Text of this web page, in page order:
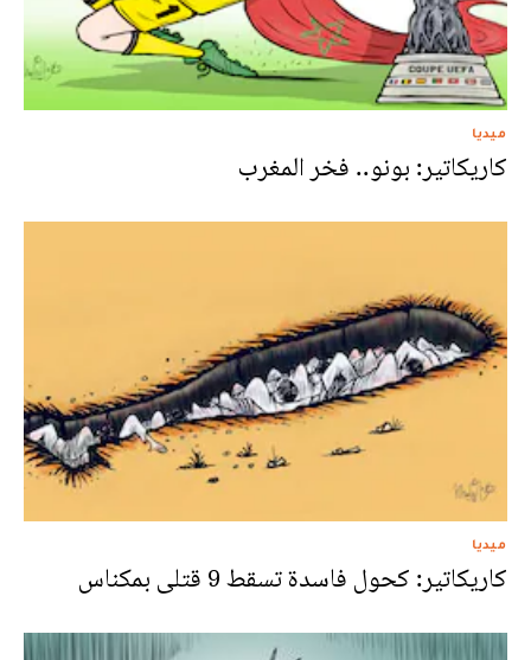
ميديا
كاريكاتير: بونو.. فخر المغرب
ميديا
كاريكاتير: كحول فاسدة تسقط 9 قتلى بمكناس